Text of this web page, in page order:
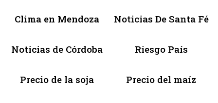
Clima en Mendoza Noticias De Santa Fé
Noticias de Córdoba Riesgo País
Precio de la soja Precio del maíz